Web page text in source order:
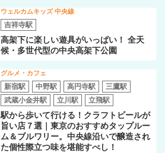
ウェルカムキッズ 中央線
吉祥寺駅
高架下に楽しい遊具がいっぱい！ 全天
候・多世代型の中央高架下公園
グルメ・カフェ
新宿駅 中野駅 高円寺駅
三鷹駅
武蔵小金井駅
立川駅 立飛駅
駅から歩いて行ける！クラフトビールが
旨い店７選｜東京のおすすめタップルー
ム＆ブルワリー。中央線沿いで醸造され
た個性際立つ味を堪能すべし！